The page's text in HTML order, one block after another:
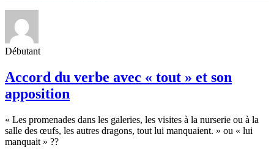
Débutant
Accord du verbe avec « tout » et son
apposition
« Les promenades dans les galeries, les visites à la nurserie ou à la
salle des œufs, les autres dragons, tout lui manquaient. » ou « lui
manquait » ??